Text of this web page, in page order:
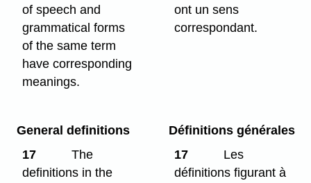
of speech and
grammatical forms
of the same term
have corresponding
meanings.
ont un sens
correspondant.
General definitions
17
The
definitions in the
Définitions générales
17
Les
définitions figurant à